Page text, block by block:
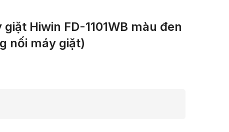
Hiwin FD-1101WB màu đen
nối máy giặt)